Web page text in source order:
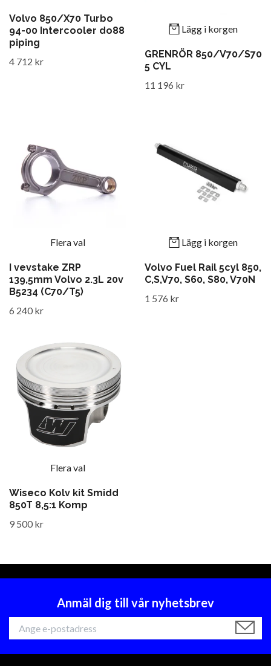
Volvo 850/X70 Turbo
94-00 Intercooler do88
piping
4 712 kr
Lägg i korgen
GRENRÖR 850/V70/S70
5 CYL
11 196 kr
Flera val
I vevstake ZRP
139,5mm Volvo 2.3L 20v
B5234 (C70/T5)
6 240 kr
Lägg i korgen
Volvo Fuel Rail 5cyl 850,
C,S,V70, S60, S80, V70N
1 576 kr
Flera val
Wiseco Kolv kit Smidd
850T 8,5:1 Komp
9 500 kr
Anmäl dig till vår nyhetsbrev